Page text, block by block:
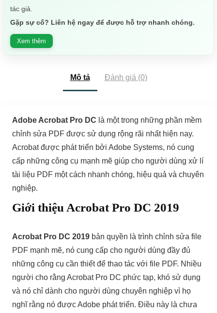
tác giả.
Gặp sự cố? Liên hệ ngay để được hỗ trợ nhanh chóng.
Xem thêm
Mô tả Đánh giá (0)
Adobe Acrobat Pro DC là một trong những phần mềm
chỉnh sửa PDF được sử dụng rộng rãi nhất hiện nay.
Acrobat được phát triển bởi Adobe Systems, nó cung
cấp những công cụ mạnh mẽ giúp cho người dùng xử lí
tài liệu PDF một cách nhanh chóng, hiệu quả và chuyên
nghiệp.
Giới thiệu Acrobat Pro DC 2019
Acrobat Pro DC 2019bản quyền là trình chỉnh sửa file
PDF mạnh mẽ, nó cung cấp cho người dùng đầy đủ
những công cụ cần thiết để thao tác với file PDF. Nhiều
người cho rằng Acrobat Pro DC phức tạp, khó sử dụng
và nó chỉ dành cho người dùng chuyên nghiệp vì họ
nghĩ rằng nó được Adobe phát triển. Điều này là chưa